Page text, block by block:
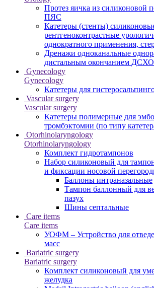
Протез яичка из силиконовой
ПЯС
Катетеры (стенты)
рентгеноконтрастные
однократного применения,
Дренажи одноканальные
дистальным окончанием
Gynecology
Gynecology
Катетеры для
Vascular surgery
Vascular surgery
Катетеры полимерные для
тромбэктомии (по типу
Otorhinolaryngology
Otorhinolaryngology
Комплект гидротампонов
Набор силиконовый для
и фиксации носовой
Баллоны интраназальные
Тампон баллонный для
пазух
Шины септальные
Care items
Care items
УОФМ – Устройство для
масс
Bariatric surgery
Bariatric surgery
Комплект силиконовый для
желудка